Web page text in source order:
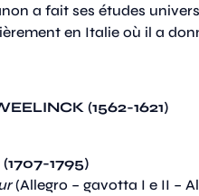
a fait ses études
en Italie où il a
(1562-1621)
1795)
(Allegro – gavotta I e II –